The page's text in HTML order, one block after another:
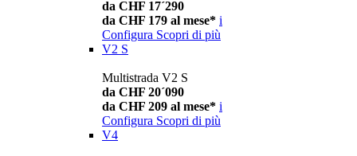
da CHF 17´290
da CHF 179 al mese* i
Configura Scopri di più
V2 S
Multistrada V2 S
da CHF 20´090
da CHF 209 al mese* i
Configura Scopri di più
V4